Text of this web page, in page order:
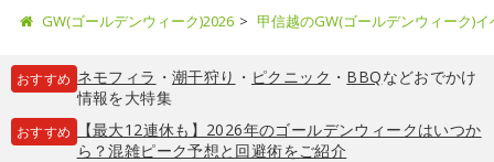
GW(ゴールデンウィーク)2026 甲信越のGW(ゴールデンウィーク)
おすすめ ネモフィラ ・ 潮干狩り ・ ピクニック ・ BBQなどおでかけ
情報を大特集
おすすめ
【最大12連休も】2026年のゴールデンウィークはいつか
ら？混雑ピーク予想と回避術をご紹介